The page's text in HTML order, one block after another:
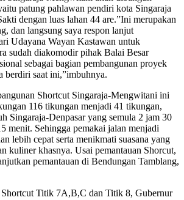
patung pahlawan pendiri kota Singaraja
dengan luas lahan 44 are.”Ini merupakan
dan langsung saya respon lanjut
Udayana Wayan Kastawan untuk
sudah diakomodir pihak Balai Besar
sebagai bagian pembangunan proyek
berdiri saat ini,”imbuhnya.
Shortcut Singaraja-Mengwitani ini
116 tikungan menjadi 41 tikungan,
Singaraja-Denpasar yang semula 2 jam 30
menit. Sehingga pemakai jalan menjadi
lebih cepat serta menikmati suasana yang
kuliner khasnya. Usai pemantauan Shorcut,
pemantauan di Bendungan Tamblang,
Shortcut Titik 7A,B,C dan Titik 8, Gubernur